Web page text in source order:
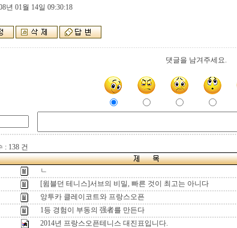
년 01월 14일 09:30:18
댓글을 남겨주세요.
: 138 건
ㄴ
[윔블던 테니스]서브의 비밀, 빠른 것이 최고는 아니다
앙투카 클레이코트와 프랑스오픈
1등 경험이 부동의 强者를 만든다
2014년 프랑스오픈테니스 대진표입니다.